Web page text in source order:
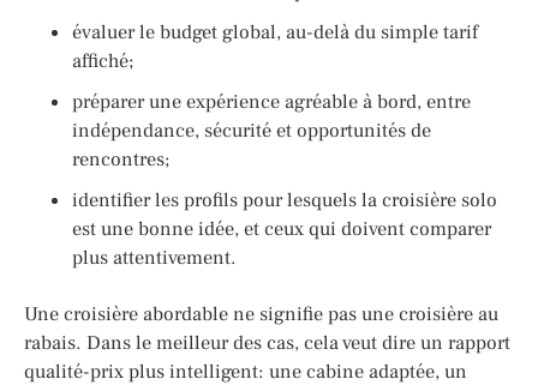
évaluer le budget global, au-delà du simple tarif
affiché;
préparer une expérience agréable à bord, entre
indépendance, sécurité et opportunités de
rencontres;
identifier les profils pour lesquels la croisière solo
est une bonne idée, et ceux qui doivent comparer
plus attentivement.
Une croisière abordable ne signifie pas une croisière au
rabais. Dans le meilleur des cas, cela veut dire un rapport
qualité-prix plus intelligent: une cabine adaptée, un